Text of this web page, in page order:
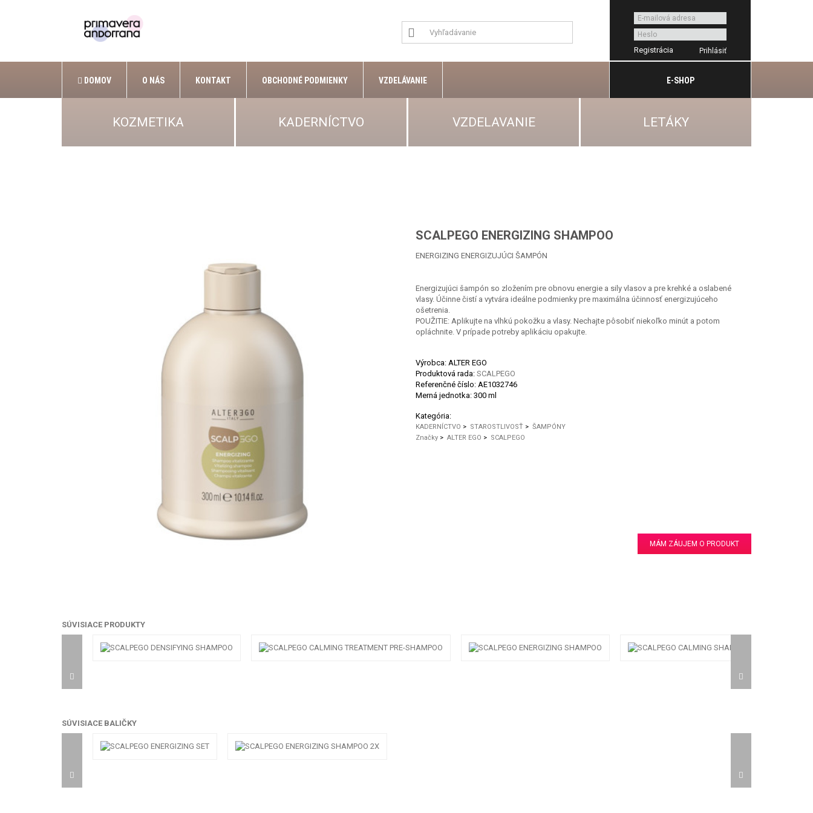
Registrácia
DOMOV O NÁS KONTAKT OBCHODNÉ PODMIENKY VZDELÁVANIE E-SHOP
KOZMETIKA KADERNÍCTVO VZDELAVANIE LETÁKY
SCALPEGO ENERGIZING SHAMPOO
ENERGIZING ENERGIZUJÚCI ŠAMPÓN
Energizujúci šampón so zložením pre obnovu energie a sily vlasov a pre krehké a oslabené
vlasy. Účinne čistí a vytvára ideálne podmienky pre maximálna účinnosť energizujúceho
ošetrenia.
POUŽITIE: Aplikujte na vlhkú pokožku a vlasy. Nechajte pôsobiť niekoľko minút a potom
opláchnite. V prípade potreby aplikáciu opakujte.
Výrobca: ALTER EGO
Produktová rada: SCALPEGO
Referenčné číslo: AE1032746
Merná jednotka: 300 ml
Kategória:
KADERNÍCTVO > STAROSTLIVOSŤ > ŠAMPÓNY
Značky > ALTER EGO > SCALPEGO
MÁM ZÁUJEM O PRODUKT
SÚVISIACE PRODUKTY
SÚVISIACE BALIČKY